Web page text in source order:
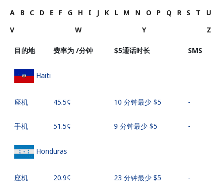
A B C D E F G H I J K L M N O P Q R S T
U
V
W Y Z
目的地 费率为 /分钟 ⁦$5⁩通话时长 SMS
Haiti
座机 ⁦45.5¢⁩ 10 分钟最少 ⁦$5⁩ -
手机 ⁦51.5¢⁩ 9 分钟最少 ⁦$5⁩ -
Honduras
座机 ⁦20.9¢⁩ 23 分钟最少 ⁦$5⁩ -